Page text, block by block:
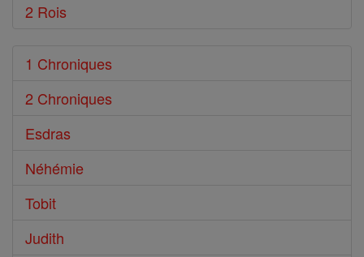
2 Rois
1 Chroniques
2 Chroniques
Esdras
Néhémie
Tobit
Judith